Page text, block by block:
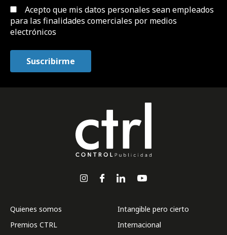
Acepto que mis datos personales sean empleados
para las finalidades comerciales por medios
electrónicos
Quienes somos
Premios CTRL
Intangible pero cierto
Internacional